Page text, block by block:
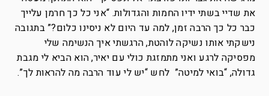
את שדיי בשתי ידיו החמות והגדולות. “אני כל כך חרמן עלייך
כבר כל כך הרבה זמן, למה עד היום לא ניסינו כלום?” בתגובה
נישקתי אותו נשיקה לוהטת, הרגשתי איך הנשימה שלי
מפסיקה לרגע ואני מתמזגת כולי עם יאיר, הוא הביא לי מגבת
גדולה, “בואי למיטה” לחש “יש לי עוד הרבה מה להראות לך”.